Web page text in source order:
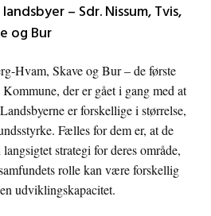
– Sdr. Nissum, Tvis,
og Bur
Hvam, Skave og Bur – de første
der er gået i gang med at
er forskellige i størrelse,
Fælles for dem er, at de
strategi for deres område,
rolle kan være forskellig
udviklingskapacitet.